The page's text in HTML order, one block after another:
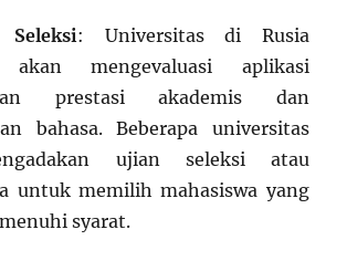
Seleksi: Universitas di Rusia
akan mengevaluasi aplikasi
prestasi akademis dan
bahasa. Beberapa universitas
ujian seleksi atau
untuk memilih mahasiswa yang
syarat.